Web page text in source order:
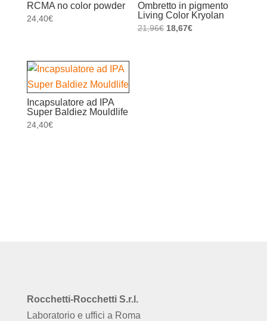
RCMA no color powder
24,40€
Ombretto in pigmento
Living Color Kryolan
21,96€ Il
18,67€Il
Incapsulatore ad IPA
Super Baldiez Mouldlife
24,40€
Rocchetti-Rocchetti S.r.l.
Laboratorio e uffici a Roma